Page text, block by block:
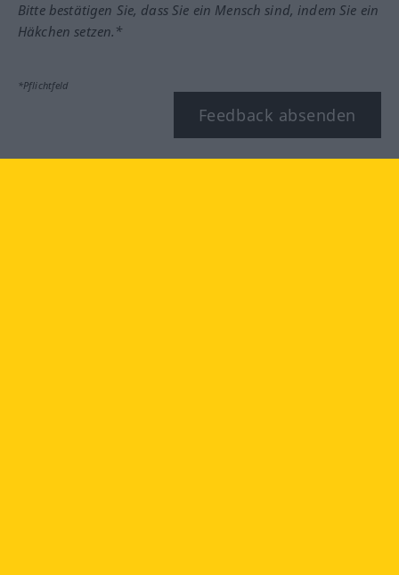
Bitte bestätigen Sie, dass Sie ein Mensch sind, indem Sie ein
Häkchen setzen.*
*Pflichtfeld
Feedback absenden